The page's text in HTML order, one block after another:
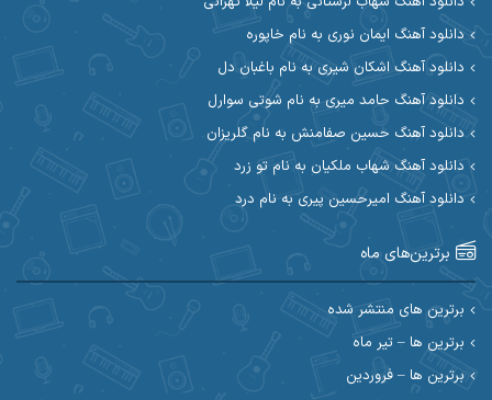
آوات بوکانی آوات یگانه
آیت احمدنژاد
ابراهیم شمس ابوالحسن جاویدان
ابی حسینی
احسان آیینفر
احسان امیدوار
احسان حیدری احسان دریادل
احسان رمضانی احسان علیانی
دانلود آهنگ ایمان نوری به نام خاپوره
دانلود آهنگ اشکان شیری به نام باغبان دل
دانلود آهنگ حامد میری به نام شوتی سوارل
دانلود آهنگ حسین صفامنش به نام گلریزان
دانلود آهنگ شهاب ملکیان به نام تو زرد
دانلود آهنگ امیرحسین پیری به نام درد
برترین‌های ماه
برترین های منتشر شده
برترین ها – تیر ماه
برترین ها – فروردین